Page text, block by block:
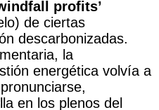
profits’
de ciertas
descarbonizadas.
la
energética volvía a
en los plenos del